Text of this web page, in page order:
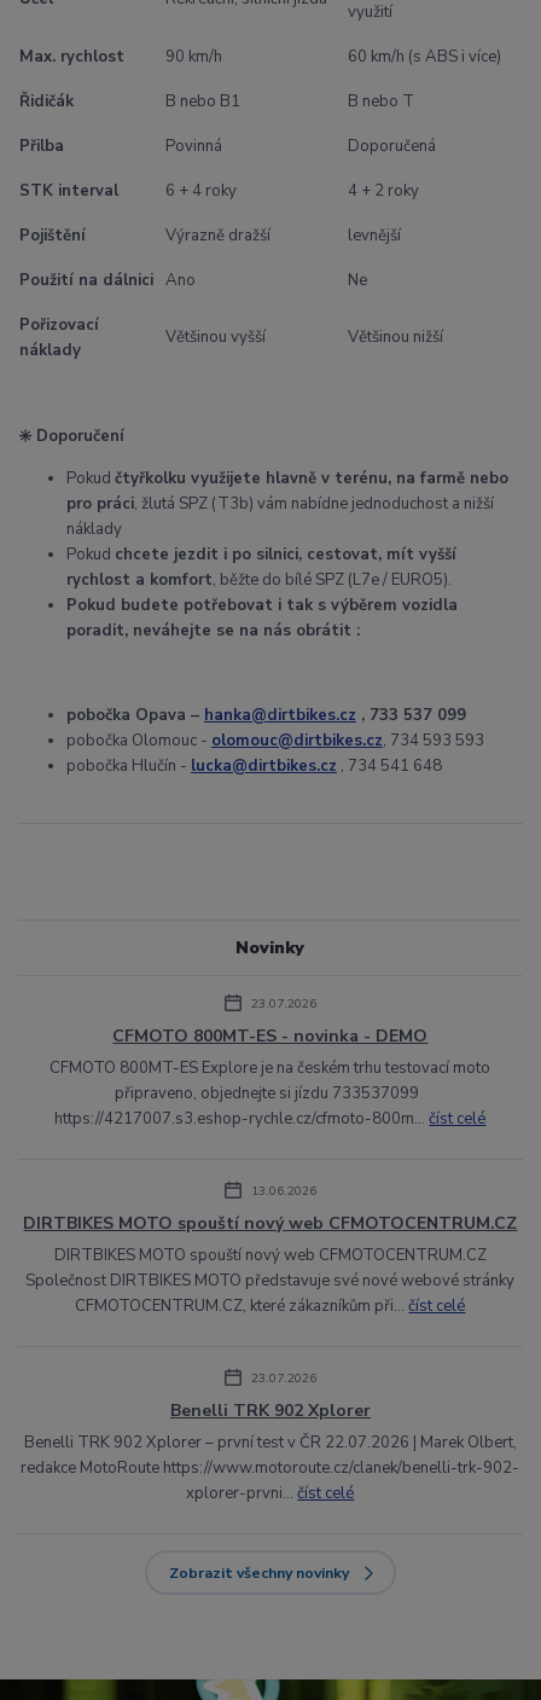
Novinky
23.07.2026
CFMOTO 800MT-ES - novinka - DEMO
CFMOTO 800MT-ES Explore je na českém trhu testovací moto
připraveno, objednejte si jízdu 733537099
https://4217007.s3.eshop-rychle.cz/cfmoto-800m...číst celé
13.06.2026
DIRTBIKES MOTO spouští nový web CFMOTOCENTRUM.CZ
DIRTBIKES MOTO spouští nový web CFMOTOCENTRUM.CZ
Společnost DIRTBIKES MOTO představuje své nové webové stránky
CFMOTOCENTRUM.CZ, které zákazníkům při...číst celé
23.07.2026
Benelli TRK 902 Xplorer
Benelli TRK 902 Xplorer – první test v ČR 22.07.2026 | Marek Olbert,
redakce MotoRoute https://www.motoroute.cz/clanek/benelli-trk-902-
xplorer-prvni...číst celé
Zobrazit všechny novinky
využití
Max. rychlost 90 km/h 60 km/h (s ABS i více)
Řidičák B nebo B1 B nebo T
Přilba Povinná Doporučená
STK interval 6 + 4 roky 4 + 2 roky
Pojištění Výrazně dražší levnější
Použití na dálnici Ano Ne
Pořizovací
náklady
Většinou vyšší Většinou nižší
✳️ Doporučení
Pokud čtyřkolku využijete hlavně v terénu, na farmě nebo
pro práci, žlutá SPZ (T3b) vám nabídne jednoduchost a nižší
náklady
Pokud chcete jezdit i po silnici, cestovat, mít vyšší
rychlost a komfort, běžte do bílé SPZ (L7e / EURO5).
Pokud budete potřebovat i tak s výběrem vozidla
poradit, neváhejte se na nás obrátit :
pobočka Opava – hanka@dirtbikes.cz , 733 537 099
pobočka Olomouc - olomouc@dirtbikes.cz, 734 593 593
pobočka Hlučín - lucka@dirtbikes.cz , 734 541 648